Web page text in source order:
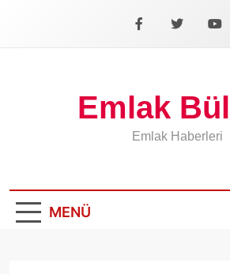
Facebook
X
Emlak
Emlak Haberleri
MENÜ